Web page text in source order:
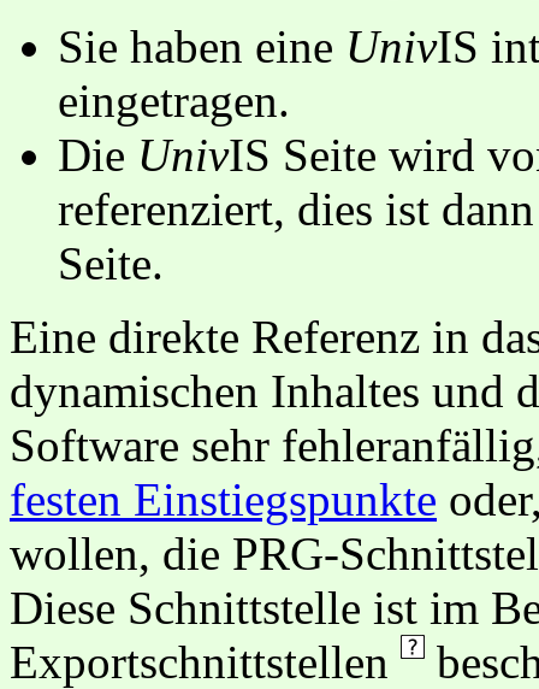
Sie haben eine UnivIS
eingetragen.
Die UnivIS Seite wird
referenziert, dies ist
Seite.
Eine direkte Referenz in
dynamischen Inhaltes und
Software sehr
festen Einstiegspunkte
wollen, die PRG-
Diese Schnittstelle ist im
Exportschnittstellen